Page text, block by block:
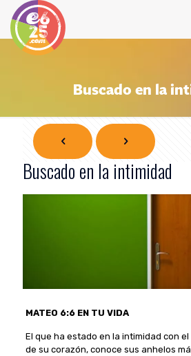
Buscado en la
Buscado en la intimidad
MATEO 6:6 EN TU VIDA
El que ha estado en la intimidad con
de su corazón, conoce sus anhelos